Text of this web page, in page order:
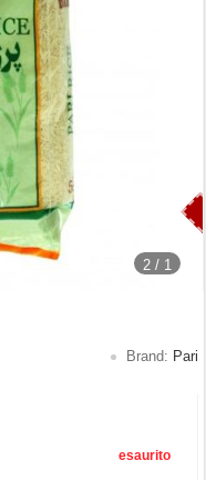
2 / 1
Brand: Pari
esaurito